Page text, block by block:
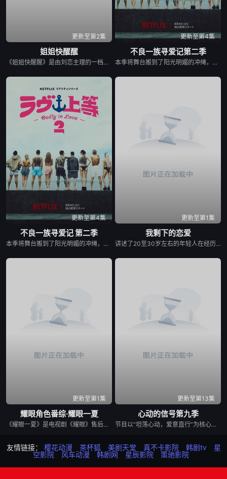
更新至第2集
姐姐快醒醒
《姐姐快醒醒》是由刘恋主理的一档女性向视频播客节目，每期邀请一位有故事女性嘉宾来到刘恋家中，展开轻松、真实的朋友式对谈。节目围绕成长、关系、职场、情绪与人生选择等话题，呈现不同女性在聚光灯之外鲜活、有共鸣的一面。
更新至第4集
不良一族寻爱记第二季
本季将舞台搬到了阳光明媚的冲绳，来自日本各地的暴走族与不良男女齐聚新学校。他们将带着各自复杂的过去在海边展开共同生活，不仅直面碰撞的火花与羁绊，也在真挚的恋爱中寻求“人生重启”的蜕变。
更新至第4集
不良一族寻爱记 第二季
本季将舞台搬到了阳光明媚的冲绳，来自日本各地的暴走族与不良男女齐聚新学校。他们将带着各自复杂的过去在海边展开共同生活，不仅直面碰撞的火花与羁绊，也在真挚的恋爱中寻求“人生重启”的蜕变。
更新至第1集
我剩下的恋爱
讲述了20至30岁左右的年轻人在经历人生终点后，寻找真爱的故事。
更新至第1集
耀眼角色番综·耀眼一夏
《耀眼一夏》是电视剧《耀眼》售后的毕业角色番综，由关晓彤、李昀锐、毛俊杰、边天扬、王翰闻、高秋梓原班主演齐聚录制。扎扎亭的老朋友们陆续回来，大家一起笑闹，一起为那场筹备已久的毕业联欢晚会亮灯开场。两天一夜，从二人的精心准备到众人相聚——这场迟来的重聚，终于让那个夏天有了最耀眼的收尾。
更新至第13集
心动的信号第九季
节目以“坦荡心动，爱意直行”为核心主题，聚焦真诚直白的新式恋爱，告别无效拉扯，走进心动小屋，见证单身青年之间萌生的浪漫情愫。
友情链接： 樱花动漫 茶杯狐 美剧天堂 真不卡影院 韩剧tv
星
空影院
风车动漫 韩剧网 星辰影院 策驰影院